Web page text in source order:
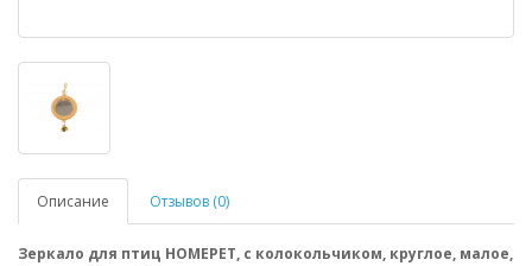
Описание Отзывов (0)
Зеркало для птиц HOMEPET, с колокольчиком, круглое, малое,